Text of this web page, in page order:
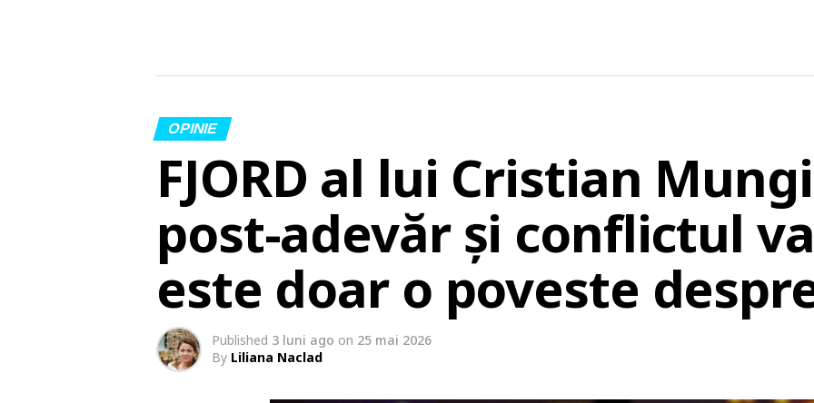
OPINIE
FJORD al lui Cristian
post-adevăr și conflictul
este doar o poveste
Published 3 luni ago on 25 mai 2026
By Liliana Naclad